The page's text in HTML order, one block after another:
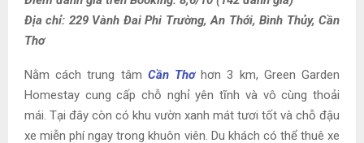
Địa chỉ: 229 Vành Đai Phi Trường, An Thới, Bình Thủy, Cần
Thơ
Nằm cách trung tâm Cần Thơhơn 3 km, Green Garden
Homestay cung cấp chỗ nghỉ yên tĩnh và vô cùng thoải
mái. Tại đây còn có khu vườn xanh mát tươi tốt và chỗ đậu
xe miễn phí ngay trong khuôn viên. Du khách có thể thuê xe